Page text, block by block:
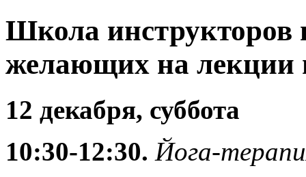
Школа инструкторов
желающих на лекции
12 декабря, суббота
10:30-12:30. Йога-